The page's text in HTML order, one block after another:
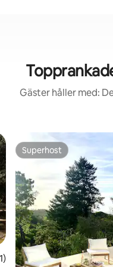
Gäster håller med:
i genomsnittligt betyg, 21
Superhost
Superhost